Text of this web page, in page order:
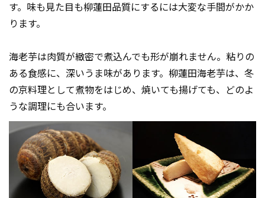
す。味も見た目も柳蓮田品質にするには大変な手間がかか
ります。
海老芋は肉質が緻密で煮込んでも形が崩れません。粘りの
ある食感に、深いうま味があります。柳蓮田海老芋は、冬
の京料理として煮物をはじめ、焼いても揚げても、どのよ
うな調理にも合います。